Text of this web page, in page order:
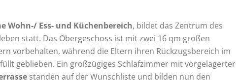
Wohn-/ Ess- und Küchenbereich, bildet das Zentrum des
statt. Das Obergeschoss ist mit zwei 16 qm großen
vorbehalten, während die Eltern ihren Rückzugsbereich im
geblieben. Ein großzügiges Schlafzimmer mit vorgelagerter
standen auf der Wunschliste und bilden nun den